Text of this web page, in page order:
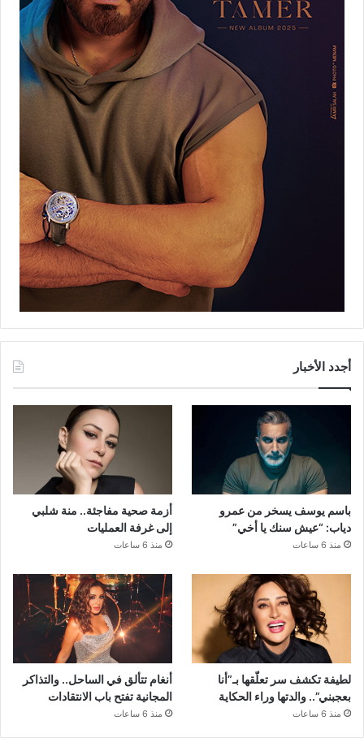
أجدد الأخبار
باسم يوسف يسخر من عمرو
دياب: “عيش سنك يا أخي”
منذ 6 ساعات
أزمة صحية مفاجئة.. منة شلبي
إلى غرفة العمليات
منذ 6 ساعات
لطيفة تكشف سر تعلّقها بـ”أنا
بعجبني”.. والدتها وراء الحكاية
منذ 6 ساعات
أنغام تتألق في الساحل.. والتذاكر
المجانية تفتح باب الانتقادات
منذ 6 ساعات